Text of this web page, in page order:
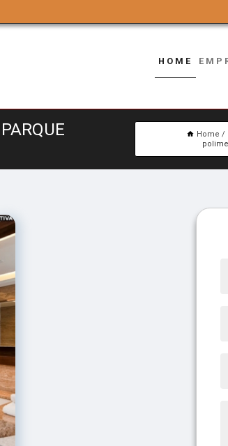
HOME
Home